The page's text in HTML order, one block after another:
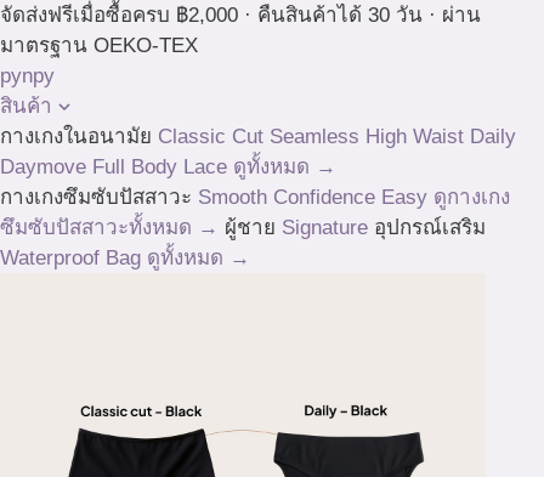
Skip
to
content
จัดส่งฟรีเมื่อซื้อครบ ฿2,000 · คืนสินค้าได้ 30 วัน · ผ่าน
มาตรฐาน OEKO-TEX
pynpy
สินค้า
กางเกงในอนามัย Classic Cut Seamless High Waist Daily
Daymove Full Body Lace ดูทั้งหมด →
กางเกงซึมซับปัสสาวะ Smooth Confidence Easy ดูกางเกง
ซึมซับปัสสาวะทั้งหมด → ผู้ชาย Signature อุปกรณ์เสริม
Waterproof Bag ดูทั้งหมด →